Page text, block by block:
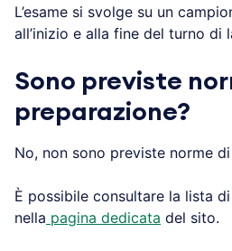
L’esame si svolge su un
all’inizio e alla fine del turno di
Sono previste
preparazione?
No, non sono previste norme
È possibile consultare la lista
nella pagina dedicata del sito.